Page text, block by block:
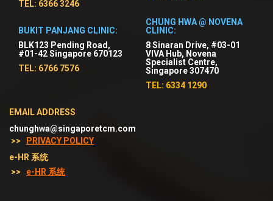
TEL: 6366 3246
BUKIT PANJANG CLINIC:
BLK123 Pending Road,
#01-42 Singapore 670123
TEL: 6766 7576
CHUNG HWA @ NOVENA
CLINIC:
8 Sinaran Drive, #03-01
VIVA Hub, Novena
Specialist Centre,
Singapore 307470
TEL: 6334 1290
EMAIL ADDRESS
chunghwa@singaporetcm.com
>>
PRIVACY POLICY
e-HR 系统
>>
e-HR 系统